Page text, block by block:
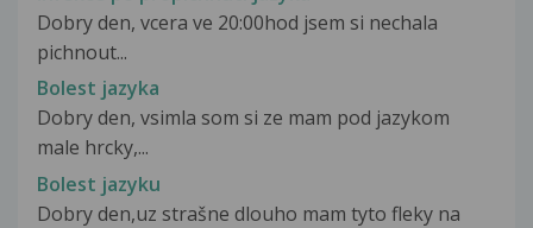
Dobry den, vcera ve 20:00hod jsem si nechala
pichnout...
Bolest jazyka
Dobry den, vsimla som si ze mam pod jazykom
male hrcky,...
Bolest jazyku
Dobry den,uz strašne dlouho mam tyto fleky na